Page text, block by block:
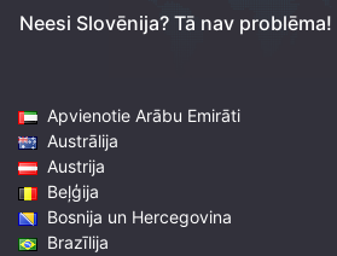
Neesi Slovēnija? Tā nav problēma!
Apvienotie Arābu Emirāti
Austrālija
Austrija
Beļģija
Bosnija un Hercegovina
Brazīlija